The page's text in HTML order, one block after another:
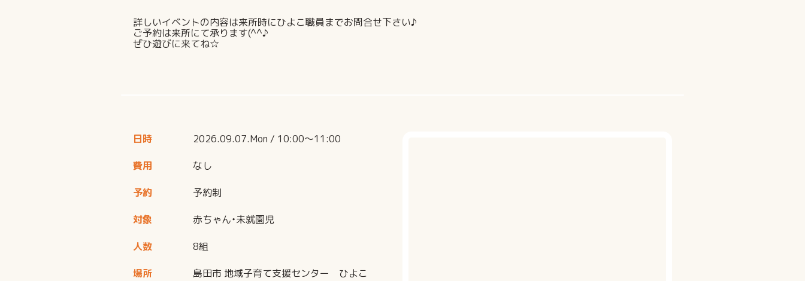
詳しいイベントの内容は来所時にひよこ職員までお問合せ下さい♪
ご予約は来所にて承ります(^^♪
ぜひ遊びに来てね☆
日時 2026.09.07.Mon / 10:00〜11:00
費用 なし
予約 予約制
対象 赤ちゃん・未就園児
人数 8組
場所
島田市 地域子育て支援センター ひよこ